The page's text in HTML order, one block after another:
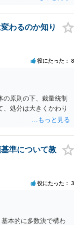
そもそも痴漢をやって
けですし狼狽える必要
わるのか知り
役にたった 8
の原則の下、裁量統制
処分は大きくかわり
準について教
役にたった 3
本的に多数決で構わ